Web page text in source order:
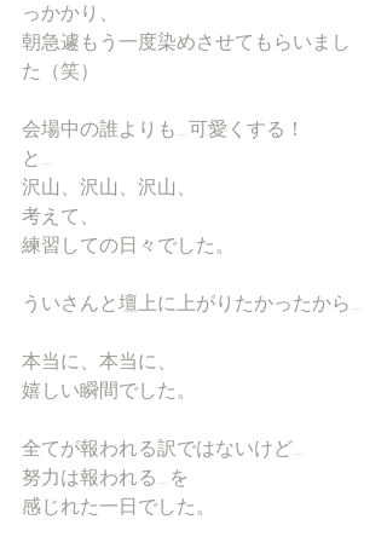
っかかり、
朝急遽もう一度染めさせてもらいまし
た（笑）
会場中の誰よりも…可愛くする！
と…
沢山、沢山、沢山、
考えて、
練習しての日々でした。
ういさんと壇上に上がりたかったから…
本当に、本当に、
嬉しい瞬間でした。
全てが報われる訳ではないけど…
努力は報われる…を
感じれた一日でした。